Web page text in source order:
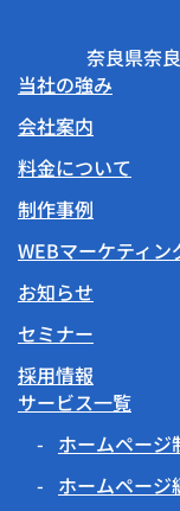
奈良県奈
当社の強み
会社案内
料金について
制作事例
WEBマーケティン
お知らせ
セミナー
採用情報
サービス一覧
ホームページ
ホームページ